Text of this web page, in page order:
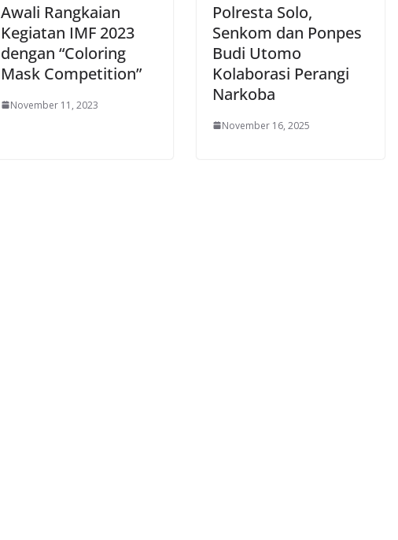
Awali Rangkaian
Kegiatan IMF 2023
dengan “Coloring
Mask Competition”
November 11, 2023
Polresta Solo,
Senkom dan Ponpes
Budi Utomo
Kolaborasi Perangi
Narkoba
November 16, 2025